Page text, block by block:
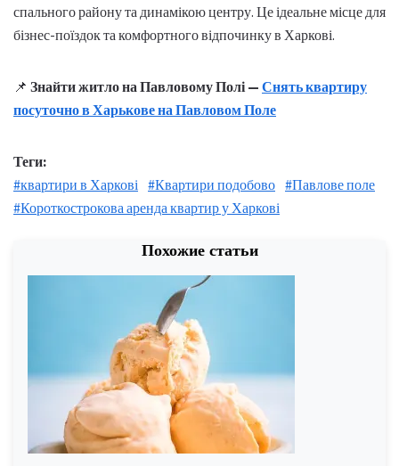
спального району та динамікою центру. Це ідеальне місце для
бізнес-поїздок та комфортного відпочинку в Харкові.
📌 Знайти житло на Павловому Полі — Снять квартиру
посуточно в Харькове на Павловом Поле
Теги:
#квартири в Харкові #Квартири подобово #Павлове поле
#Короткострокова аренда квартир у Харкові
Похожие статьи